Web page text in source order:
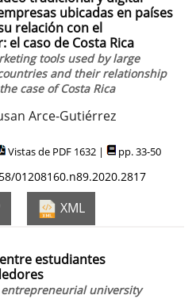
ubicadas en países
relación con el
caso de Costa Rica
tools used by large
and their relationship
case of Costa Rica
Arce-Gutiérrez
Vistas de PDF 1632 | pp. 33-50
01208160.n89.2020.2817
XML
estudiantes
university